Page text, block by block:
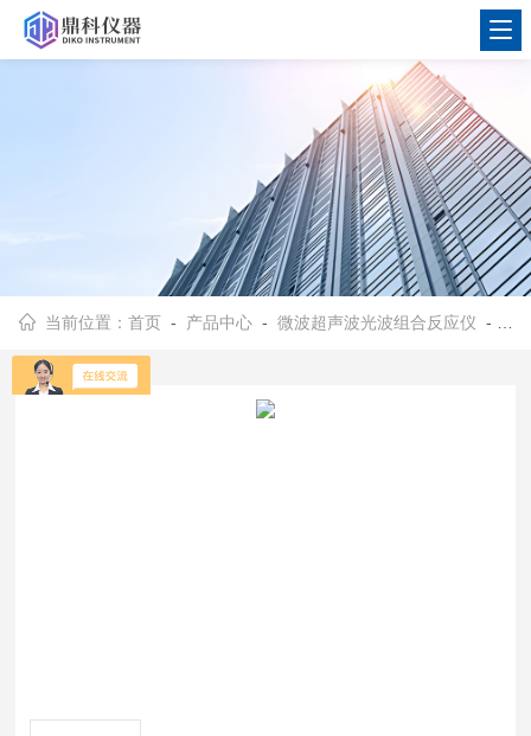
当前位置：首页 - 产品中心 -微波超声波光波组合反应仪 -